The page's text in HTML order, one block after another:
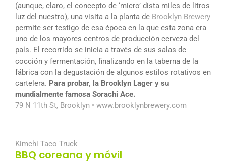
(aunque, claro, el concepto de ‘micro’ dista miles de litros
luz del nuestro), una visita a la planta de Brooklyn Brewery
permite ser testigo de esa época en la que esta zona era
uno de los mayores centros de producción cerveza del
país. El recorrido se inicia a través de sus salas de
cocción y fermentación, finalizando en la taberna de la
fábrica con la degustación de algunos estilos rotativos en
cartelera. Para probar, la Brooklyn Lager y su
mundialmente famosa Sorachi Ace.
79 N 11th St, Brooklyn • www.brooklynbrewery.com
Kimchi Taco Truck
BBQ coreana y móvil